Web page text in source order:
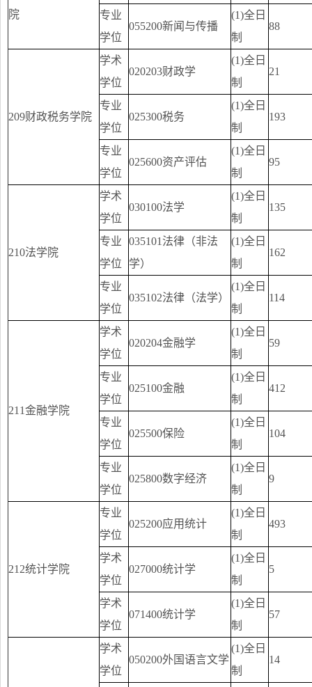
院
专业
学位
055200新闻与传播
(1)全日
制
88
209财政税务学院
学术
学位
020203财政学
(1)全日
制
21
专业
学位
025300税务
(1)全日
制
193
专业
学位
025600资产评估
(1)全日
制
95
210法学院
学术
学位
030100法学
(1)全日
制
135
专业
学位
035101法律（非法
学）
(1)全日
制
162
专业
学位
035102法律（法学）
(1)全日
制
114
211金融学院
学术
学位
020204金融学
(1)全日
制
59
专业
学位
025100金融
(1)全日
制
412
专业
学位
025500保险
(1)全日
制
104
专业
学位
025800数字经济
(1)全日
制
9
212统计学院
专业
学位
025200应用统计
(1)全日
制
493
学术
学位
027000统计学
(1)全日
制
5
学术
学位
071400统计学
(1)全日
制
57
学术
学位
050200外国语言文学
(1)全日
制
14